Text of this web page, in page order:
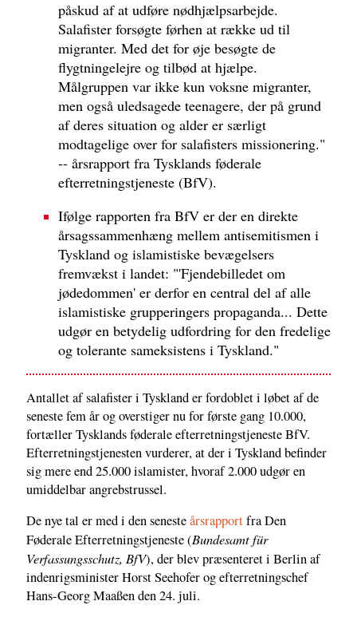
påskud af at udføre nødhjælpsarbejde.
Salafister forsøgte førhen at række ud til
migranter. Med det for øje besøgte de
flygtningelejre og tilbød at hjælpe.
Målgruppen var ikke kun voksne migranter,
men også uledsagede teenagere, der på grund
af deres situation og alder er særligt
modtagelige over for salafisters missionering."
-- årsrapport fra Tysklands føderale
efterretningstjeneste (BfV).
Ifølge rapporten fra BfV er der en direkte
årsagssammenhæng mellem antisemitismen i
Tyskland og islamistiske bevægelsers
fremvækst i landet: "'Fjendebilledet om
jødedommen' er derfor en central del af alle
islamistiske grupperingers propaganda... Dette
udgør en betydelig udfordring for den fredelige
og tolerante sameksistens i Tyskland."
Antallet af salafister i Tyskland er fordoblet i løbet af de
seneste fem år og overstiger nu for første gang 10.000,
fortæller Tysklands føderale efterretningstjeneste BfV.
Efterretningstjenesten vurderer, at der i Tyskland befinder
sig mere end 25.000 islamister, hvoraf 2.000 udgør en
umiddelbar angrebstrussel.
De nye tal er med i den senesteårsrapportfra Den
Føderale Efterretningstjeneste (Bundesamt für
Verfassungsschutz, BfV), der blev præsenteret i Berlin af
indenrigsminister Horst Seehofer og efterretningschef
Hans-Georg Maaßen den 24. juli.